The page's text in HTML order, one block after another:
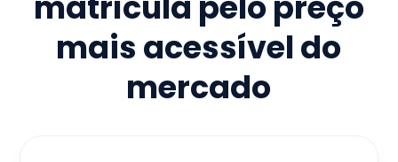
mais acessível do
mercado